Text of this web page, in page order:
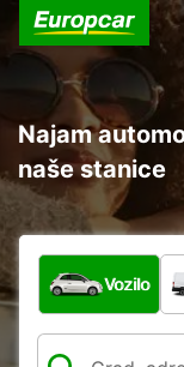
Najam
naše stanice
Koja vrsta
Vozilo